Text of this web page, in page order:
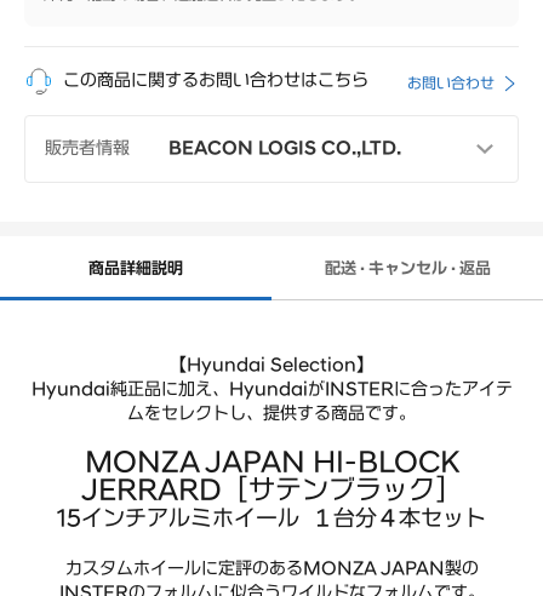
この商品に関するお問い合わせはこちら お問い合わせ
販売者情報
BEACON LOGIS CO.,LTD.
(休憩 12:00-13:00)
商品詳細説明 配送 · キャンセル · 返品
【Hyundai Selection】
Hyundai純正品に加え、HyundaiがINSTERに合ったアイテ
ムをセレクトし、 提供する商品です。
MONZA JAPAN HI-BLOCK
JERRARD［サテンブラック］
15インチアルミホイール １台分４本セット
カスタムホイールに定評のあるMONZA JAPAN製の